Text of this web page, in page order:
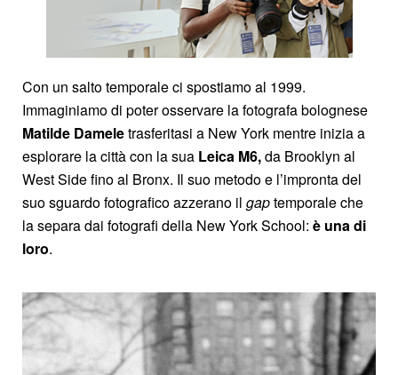
Con un salto temporale ci spostiamo al 1999.
Immaginiamo di poter osservare la fotografa bolognese
Matilde Dameletrasferitasi a New York mentre inizia a
esplorare la città con la sua Leica M6,da Brooklyn al
West Side fino al Bronx. Il suo metodo e l’impronta del
suo sguardo fotografico azzerano il gaptemporale che
la separa dai fotografi della New York School: è una di
loro.